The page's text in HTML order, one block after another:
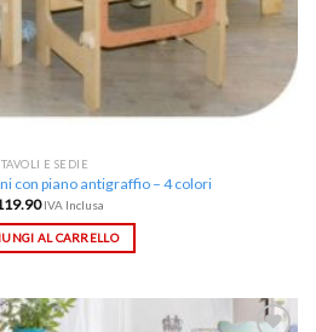
TAVOLI E SEDIE
con piano antigraffio – 4 colori
IVA Inclusa
AL CARRELLO